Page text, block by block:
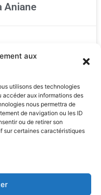
aux
utilisons des technologies
aux informations des
nous permettra de
de navigation ou les ID
ou de retirer son
sur certaines caractéristiques
Aniane